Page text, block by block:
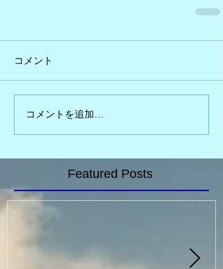
コメント
コメントを追加…
Featured Posts